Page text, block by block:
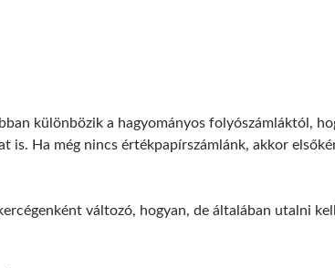
különbözik a hagyományos folyószámláktól,
Ha még nincs értékpapírszámlánk, akkor
változó, hogyan, de általában utalni